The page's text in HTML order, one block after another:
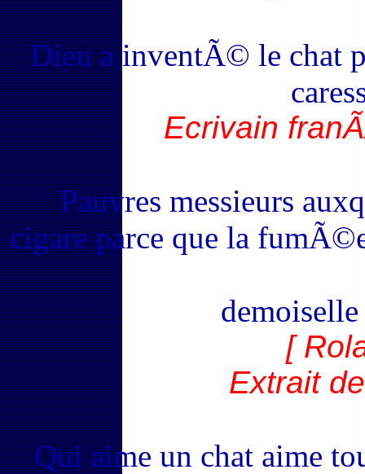
Dieu a inventÃ© le chat
Ecrivain
Pauvres messieurs
cigare parce que la
[
Extrait
Qui aime un chat aime